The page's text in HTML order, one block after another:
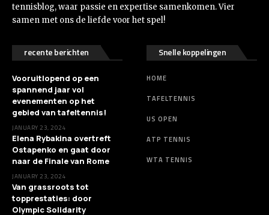
tennisblog, waar passie en expertise samenkomen. Vier
samen met ons de liefde voor het spel!
recente berichten
Vooruitlopend op een
spannend jaar vol
evenementen op het
gebied van tafeltennis!
JANUARY 23, 2024
Elena Rybakina overtreft
Ostapenko en gaat door
naar de Finale van Rome
JANUARY 23, 2024
Van grassroots tot
topprestaties: door
Olympic Solidarity
Snelle koppelingen
HOME
TAFELTENNIS
US OPEN
ATP TENNIS
WTA TENNIS